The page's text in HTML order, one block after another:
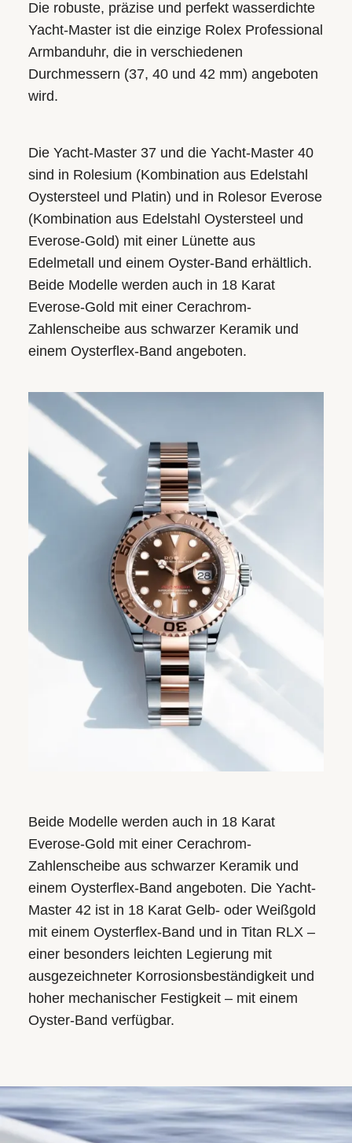
Die robuste, präzise und perfekt wasserdichte
Yacht‑Master ist die einzige Rolex Professional
Armbanduhr, die in verschiedenen
Durchmessern (37, 40 und 42 mm) angeboten
wird.
Die Yacht‑Master 37 und die Yacht‑Master 40
sind in Rolesium (Kombination aus Edelstahl
Oystersteel und Platin) und in Rolesor Everose
(Kombination aus Edelstahl Oystersteel und
Everose-Gold) mit einer Lünette aus
Edelmetall und einem Oyster-Band erhältlich.
Beide Modelle werden auch in 18 Karat
Everose-Gold mit einer Cerachrom-
Zahlenscheibe aus schwarzer Keramik und
einem Oysterflex-Band angeboten.
Beide Modelle werden auch in 18 Karat
Everose-Gold mit einer Cerachrom-
Zahlenscheibe aus schwarzer Keramik und
einem Oysterflex-Band angeboten. Die Yacht-
Master 42 ist in 18 Karat Gelb- oder Weißgold
mit einem Oysterflex-Band und in Titan RLX –
einer besonders leichten Legierung mit
ausgezeichneter Korrosionsbeständigkeit und
hoher mechanischer Festigkeit – mit einem
Oyster-Band verfügbar.